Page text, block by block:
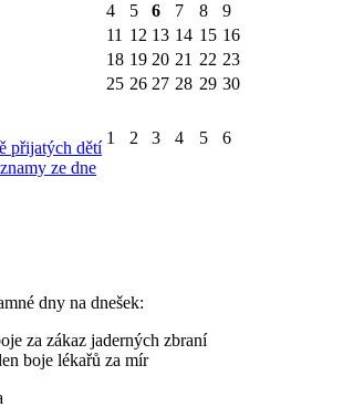
4 5 6 7 8
9
11 12 13 14 15 16
18 19 20 21 22 23
25 26 27 28 29 30
přijatých dětí
ze dne
1 2 3 4 5 6
dny na dnešek:
za zákaz jaderných zbraní
boje lékařů za mír